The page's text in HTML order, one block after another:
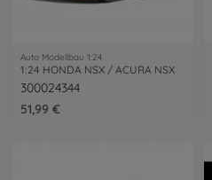
Auto Modellbau 1:24
1:24 HONDA NSX / ACURA NSX
300024344
51,99 €